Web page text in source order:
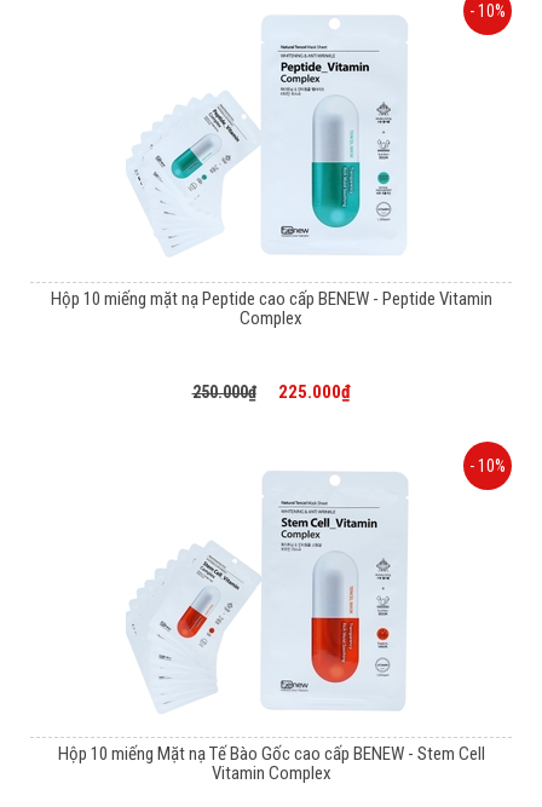
- 10%
Hộp 10 miếng mặt nạ Peptide cao cấp BENEW - Peptide Vitamin
Complex
250.000₫ 225.000₫
- 10%
Hộp 10 miếng Mặt nạ Tế Bào Gốc cao cấp BENEW - Stem Cell
Vitamin Complex